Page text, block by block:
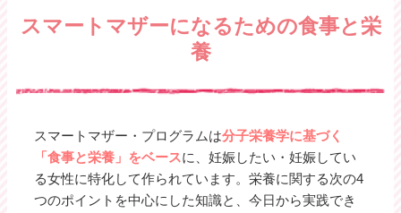
スマートマザーになるための食事と栄
養
スマートマザー・プログラムは分子栄養学に基づく
「食事と栄養」をベースに、妊娠したい・妊娠してい
る女性に特化して作られています。栄養に関する次の4
つのポイントを中心にした知識と、今日から実践でき